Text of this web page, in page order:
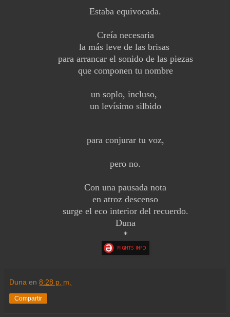
Estaba equivocada.
Creía necesaria
la más leve de las brisas
para arrancar el sonido de las piezas
que componen tu nombre
un soplo, incluso,
un levísimo silbido
para conjurar tu voz,
pero no.
Con una pausada nota
en atroz descenso
surge el eco interior del recuerdo.
Duna
*
Duna en 8:28 p. m.
Compartir